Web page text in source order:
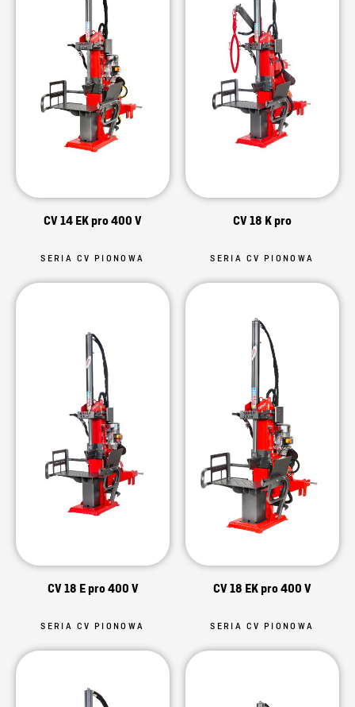
CV 14 EK pro 400 V CV 18 K pro
SERIA CV PIONOWA
CV 18 E pro 400 V
SERIA CV PIONOWA
CV 18 EK pro 400 V
SERIA CV PIONOWA SERIA CV PIONOWA